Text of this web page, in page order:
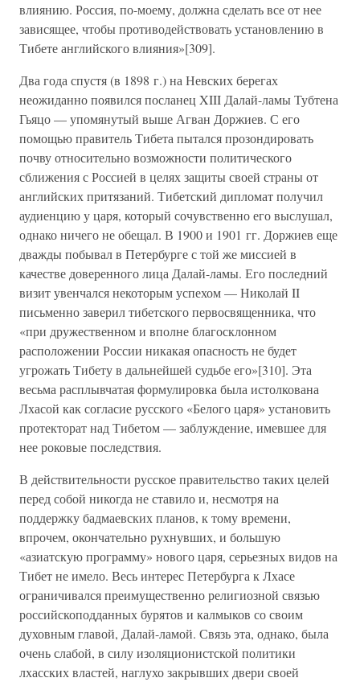
влиянию. Россия, по-моему, должна сделать все от нее
зависящее, чтобы противодействовать установлению в
Тибете английского влияния»[309].
Два года спустя (в 1898 г.) на Невских берегах
неожиданно появился посланец XIII Далай-ламы Тубтена
Гьяцо — упомянутый выше Агван Доржиев. С его
помощью правитель Тибета пытался прозондировать
почву относительно возможности политического
сближения с Россией в целях защиты своей страны от
английских притязаний. Тибетский дипломат получил
аудиенцию у царя, который сочувственно его выслушал,
однако ничего не обещал. В 1900 и 1901 гг. Доржиев еще
дважды побывал в Петербурге с той же миссией в
качестве доверенного лица Далай-ламы. Его последний
визит увенчался некоторым успехом — Николай II
письменно заверил тибетского первосвященника, что
«при дружественном и вполне благосклонном
расположении России никакая опасность не будет
угрожать Тибету в дальнейшей судьбе его»[310]. Эта
весьма расплывчатая формулировка была истолкована
Лхасой как согласие русского «Белого царя» установить
протекторат над Тибетом — заблуждение, имевшее для
нее роковые последствия.
В действительности русское правительство таких целей
перед собой никогда не ставило и, несмотря на
поддержку бадмаевских планов, к тому времени,
впрочем, окончательно рухнувших, и большую
«азиатскую программу» нового царя, серьезных видов на
Тибет не имело. Весь интерес Петербурга к Лхасе
ограничивался преимущественно религиозной связью
российскоподданных бурятов и калмыков со своим
духовным главой, Далай-ламой. Связь эта, однако, была
очень слабой, в силу изоляционистской политики
лхасских властей, наглухо закрывших двери своей